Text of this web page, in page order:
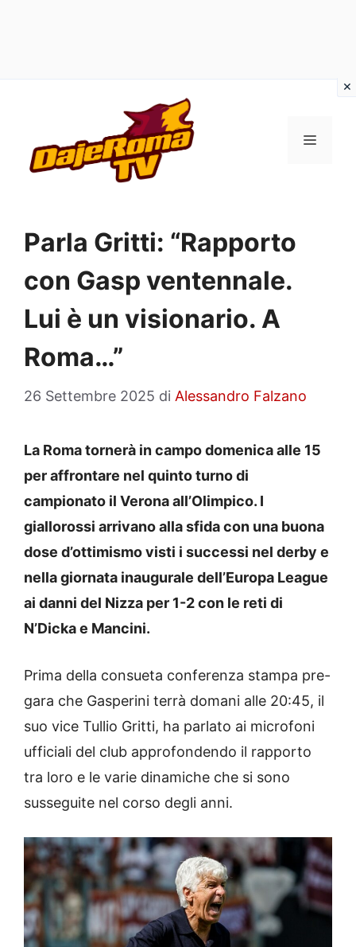
contenuto
MENU
Parla Gritti: “Rapporto
con Gasp ventennale.
Lui è un visionario. A
Roma…”
26 Settembre 2025 di Alessandro Falzano
La Roma tornerà in campo domenica alle 15
per affrontare nel quinto turno di
campionato il Verona all’Olimpico. I
giallorossi arrivano alla sfida con una buona
dose d’ottimismo visti i successi nel derby e
nella giornata inaugurale dell’Europa League
ai danni del Nizza per 1-2 con le reti di
N’Dicka e Mancini.
Prima della consueta conferenza stampa pre-
gara che Gasperini terrà domani alle 20:45, il
suo vice Tullio Gritti, ha parlato ai microfoni
ufficiali del club approfondendo il rapporto
tra loro e le varie dinamiche che si sono
susseguite nel corso degli anni.